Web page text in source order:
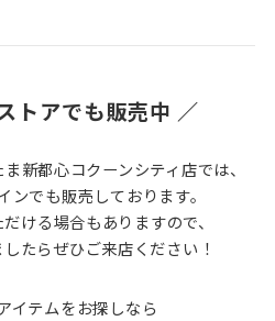
トアでも販売中 ／
新都心コクーンシティ店では、
ンでも販売しております。
ける場合もありますので、
たらぜひご来店ください！
イテムをお探しなら